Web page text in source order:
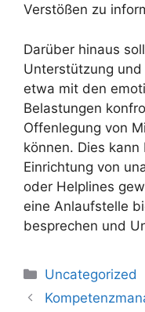
Verstößen zu
Darüber hinaus
Unterstützung
etwa mit den
Belastungen
Offenlegung von
können. Dies
Einrichtung von
oder Helplines
eine Anlaufstelle
besprechen und
Uncategorized